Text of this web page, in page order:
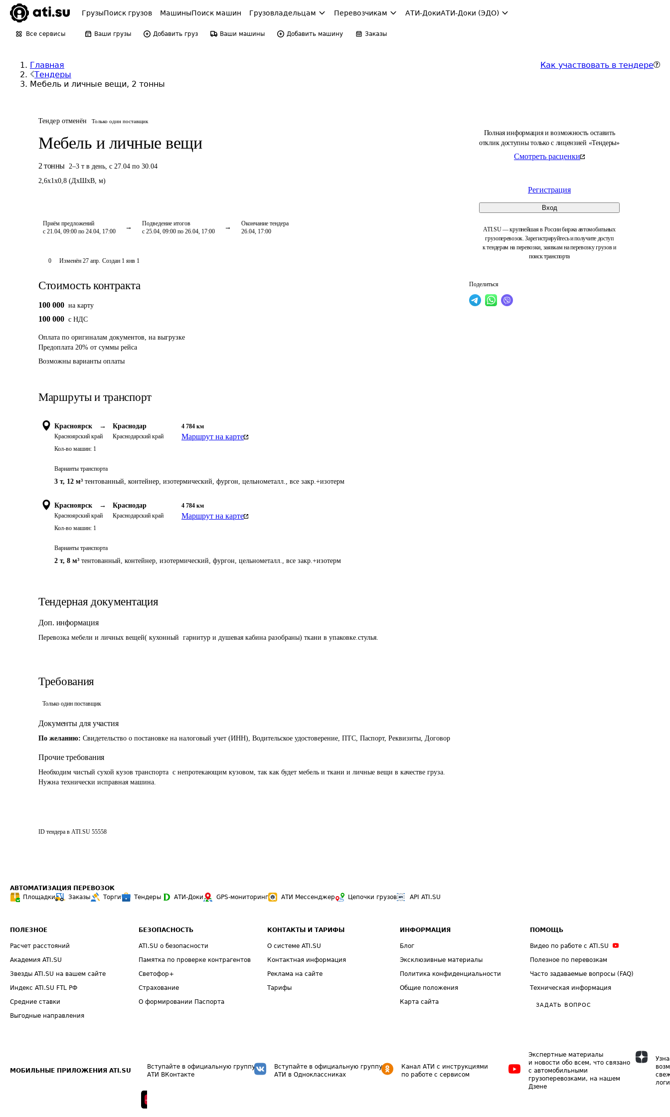
ГрузыПоиск грузов МашиныПоиск машин Грузовладельцам Перевозчикам АТИ-ДокиАТИ-Доки (ЭДО)
Все сервисы Ваши грузы Добавить груз Ваши машины Добавить машину Заказы
Главная
Тендеры
Мебель и личные вещи, 2 тонны
Как участвовать в тендере
Тендер отменён Только один поставщик
Мебель и личные вещи
2 тонны 2–3 т в день, с 27.04 по 30.04
2,6x1x0,8 (ДxШxВ, м)
Приём предложений
с 21.04, 09:00 по 24.04, 17:00
Подведение итогов
с 25.04, 09:00 по 26.04, 17:00
Окончание тендера
26.04, 17:00
Полная информация и возможность оставить
отклик доступны только с лицензией «Тендеры»
Смотреть расценки
Регистрация
Вход
ATI.SU — крупнейшая в России биржа автомобильных
грузоперевозок. Зарегистрируйтесь и получите доступ
к тендерам на перевозки, заявкам на перевозку грузов и
поиск транспорта
Поделиться
0 Изменён 27 апр. Создан 1 янв 1
Стоимость контракта
100 000 на карту
100 000 c НДС
Оплата по оригиналам документов, на выгрузке
Предоплата 20% от суммы рейса
Возможны варианты оплаты
Маршруты и транспорт
Красноярск →
Красноярский край
Краснодар
Краснодарский край
4 784 км
Маршрут на карте
Кол-во машин: 1
Варианты транспорта
3 т, 12 м³ тентованный, контейнер, изотермический, фургон, цельнометалл., все закр.+изотерм
Красноярск →
Красноярский край
Краснодар
Краснодарский край
4 784 км
Маршрут на карте
Кол-во машин: 1
Варианты транспорта
2 т, 8 м³ тентованный, контейнер, изотермический, фургон, цельнометалл., все закр.+изотерм
Тендерная документация
Доп. информация
Требования
Только один поставщик
Документы для участия
По желанию: Свидетельство о постановке на налоговый учет (ИНН), Водительское удостоверение, ПТС, Паспорт, Реквизиты, Договор
Прочие требования
Необходим чистый сухой кузов транспорта  с непротекающим кузовом, так как будет мебель и ткани и личные вещи в качестве груза.
Нужна технически исправная машина.
ID тендера в ATI.SU 55558
АВТОМАТИЗАЦИЯ ПЕРЕВОЗОК
Площадки
Заказы Торги Тендеры АТИ-Доки GPS-мониторинг АТИ Мессенджер Цепочки грузов API ATI.SU
ПОЛЕЗНОЕ
Расчет расстояний
Академия ATI.SU
Звезды ATI.SU на вашем сайте
Индекс ATI.SU FTL РФ
Средние ставки
Выгодные направления
БЕЗОПАСНОСТЬ
ATI.SU о безопасности
Памятка по проверке контрагентов
Светофор+
Страхование
О формировании Паспорта
КОНТАКТЫ И ТАРИФЫ
О системе ATI.SU
Контактная информация
Реклама на сайте
Тарифы
ИНФОРМАЦИЯ
Блог
Эксклюзивные материалы
Политика конфиденциальности
Общие положения
Карта сайта
ПОМОЩЬ
Видео по работе с ATI.SU
Полезное по перевозкам
Часто задаваемые вопросы (FAQ)
Техническая информация
ЗАДАТЬ ВОПРОС
МОБИЛЬНЫЕ ПРИЛОЖЕНИЯ ATI.SU
Вступайте в официальную группу
АТИ ВКонтакте
Вступайте в официальную группу
АТИ в Одноклассниках
Канал АТИ с инструкциями
по работе с сервисом
Экспертные материалы
и новости обо всем, что связано
с автомобильными
грузоперевозками, на нашем
Дзене